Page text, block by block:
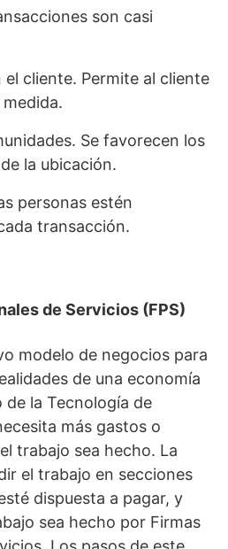
son casi
el cliente. Permite al cliente
Se favorecen los
la ubicación.
personas estén
transacción.
de Servicios (FPS)
modelo de negocios para
de una economía
de la Tecnología de
más gastos o
trabajo sea hecho. La
el trabajo en secciones
dispuesta a pagar, y
sea hecho por Firmas